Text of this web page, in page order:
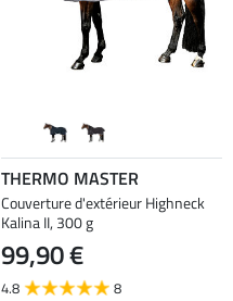
THERMO MASTER
Couverture d'extérieur Highneck
Kalina II, 300 g
99,90 €
4.8 8